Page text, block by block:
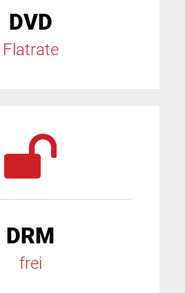
DVD
Flatrate
DRM
frei